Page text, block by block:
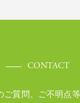
CONTACT
ご質問、ご不明点